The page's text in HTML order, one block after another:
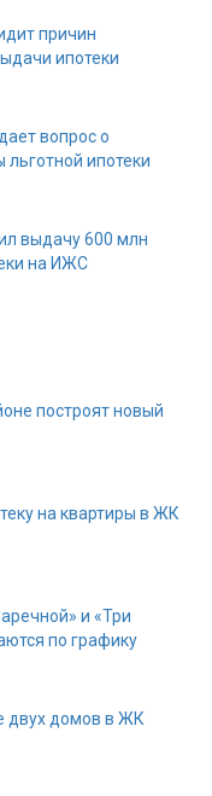
причин
ипотеки
вопрос о
ипотеки
выдачу 600 млн
на ИЖС
построят новый
на квартиры в ЖК
и «Три
по графику
двух домов в ЖК